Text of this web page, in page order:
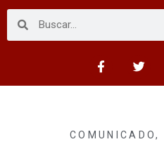
COMUNICADO,